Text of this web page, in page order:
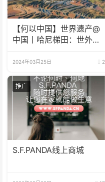
【何以中国】世界遗产@
中国丨哈尼梯田：世外桃
2024年03月25日 2
推广
S.F.PANDA线上商城